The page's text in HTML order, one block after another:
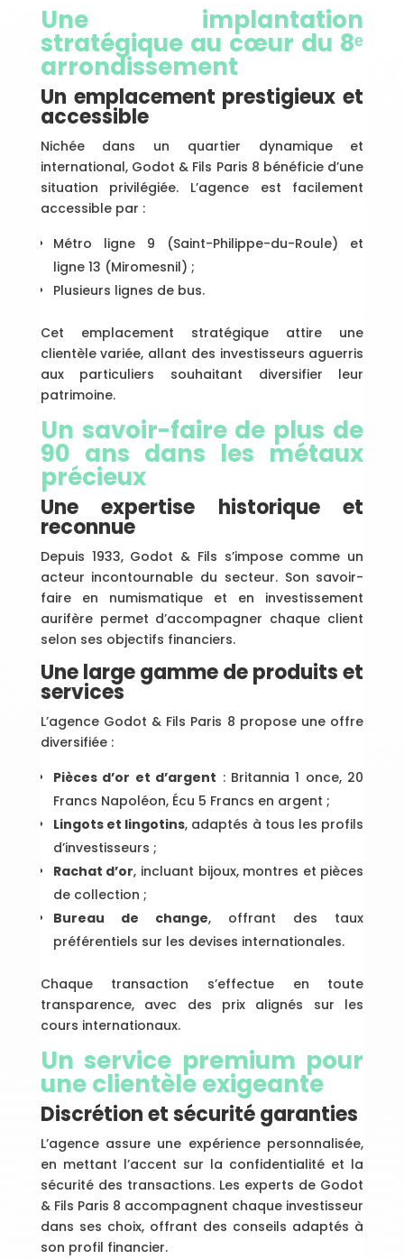
Une implantation
stratégique au cœur du 8ᵉ
arrondissement
Un emplacement prestigieux et
accessible
Nichée dans un quartier dynamique et
international, Godot & Fils Paris 8 bénéficie d’une
situation privilégiée. L’agence est facilement
accessible par :
Métro ligne 9 (Saint-Philippe-du-Roule) et
ligne 13 (Miromesnil) ;
Plusieurs lignes de bus.
Cet emplacement stratégique attire une
clientèle variée, allant des investisseurs aguerris
aux particuliers souhaitant diversifier leur
patrimoine.
Un savoir-faire de plus de
90 ans dans les métaux
précieux
Une expertise historique et
reconnue
Depuis 1933, Godot & Fils s’impose comme un
acteur incontournable du secteur. Son savoir-
faire en numismatique et en investissement
aurifère permet d’accompagner chaque client
selon ses objectifs financiers.
Une large gamme de produits et
services
L’agence Godot & Fils Paris 8 propose une offre
diversifiée :
Pièces d’or et d’argent : Britannia 1 once, 20
Francs Napoléon, Écu 5 Francs en argent ;
Lingots et lingotins, adaptés à tous les profils
d’investisseurs ;
Rachat d’or, incluant bijoux, montres et pièces
de collection ;
Bureau de change, offrant des taux
préférentiels sur les devises internationales.
Chaque transaction s’effectue en toute
transparence, avec des prix alignés sur les
cours internationaux.
Un service premium pour
une clientèle exigeante
Discrétion et sécurité garanties
L’agence assure une expérience personnalisée,
en mettant l’accent sur la confidentialité et la
sécurité des transactions. Les experts de Godot
& Fils Paris 8 accompagnent chaque investisseur
dans ses choix, offrant des conseils adaptés à
son profil financier.